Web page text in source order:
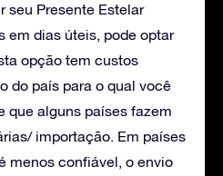
seu Presente Estelar
em dias úteis, pode optar
opção tem custos
do país para o qual você
que alguns países fazem
importação. Em países
menos confiável, o envio